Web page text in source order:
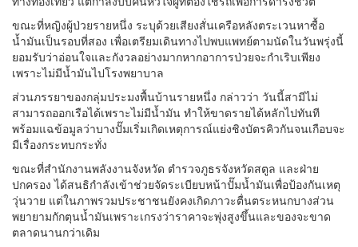
ขณะที่หญิงผู้ป่วยรายหนึ่ง ระบุด้วยเสียงสั่นเครือหลังตระเวนหาซื้อ
น้ำมันเป็นรอบที่สอง เพื่อเตรียมเดินทางไปพบแพทย์ตามนัดในวันพรุ่งนี้
ยอมรับว่าอ่อนใจและกังวลอย่างมากหากอาการป่วยจะกำเริบเพียง
เพราะไม่มีน้ำมันไปโรงพยาบาล
ส่วนภรรยาของกลุ่มประมงพื้นบ้านรายหนึ่ง กล่าวว่า วันนี้สามีไม่
สามารถออกเรือได้เพราะไม่มีน้ำมัน ทำให้ขาดรายได้หลักไปทันที
พร้อมแฉข้อมูลว่าบางปั๊มเริ่มเกิดเหตุการณ์แย่งชิงบัตรคิวกันจนเกือบจะ
มีเรื่องกระทบกระทั่ง
ขณะที่สำนักงานพลังงานจังหวัด ตำรวจภูธรจังหวัดสตูล และฝ่าย
ปกครอง ได้สนธิกำลังเข้าช่วยจัดระเบียบหน้าปั๊มน้ำมันเพื่อป้องกันเหตุ
วุ่นวาย แต่ในภาพรวมประชาชนยังคงเกิดภาวะตื่นตระหนกบางส่วน
พยายามกักตุนน้ำมันเพราะเกรงว่าราคาจะพุ่งสูงขึ้นและของจะขาด
ตลาดนานกว่าเดิม